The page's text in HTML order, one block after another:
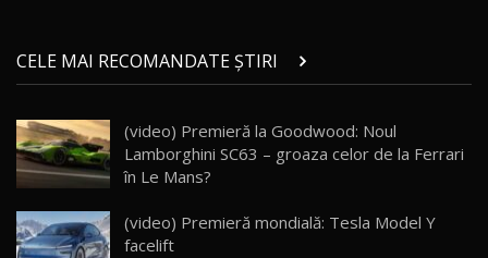
21
AutoBlog.MD
16:59
22
Noua Mazda 6e / Test Drive AutoBlog.MD
26:59
23
Lynk & Co 01 / Test Drive AutoBlog.MD
25:19
CELE MAI RECOMANDATE ȘTIRI
(video) Premieră la Goodwood: Noul
Lamborghini SC63 – groaza celor de la Ferrari
în Le Mans?
(video) Premieră mondială: Tesla Model Y
facelift